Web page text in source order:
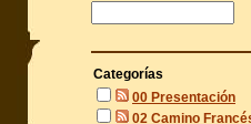
Categorías
00 Presentación
02 Camino